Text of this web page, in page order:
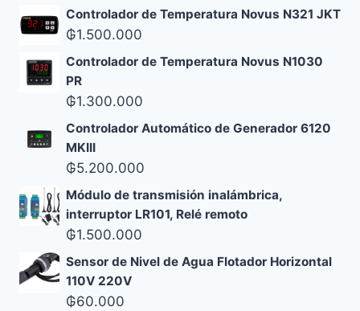
Controlador de Temperatura Novus N321 JKT
₲1.500.000
Controlador de Temperatura Novus N1030
PR
₲1.300.000
Controlador Automático de Generador 6120
MKIII
₲5.200.000
Módulo de transmisión inalámbrica,
interruptor LR101, Relé remoto
₲1.500.000
Sensor de Nivel de Agua Flotador Horizontal
110V 220V
₲60.000